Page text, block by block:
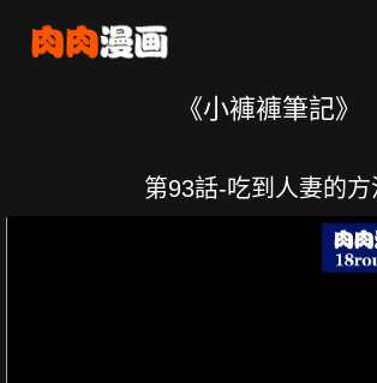
《小褲褲筆記》
第93話-吃到人妻的方